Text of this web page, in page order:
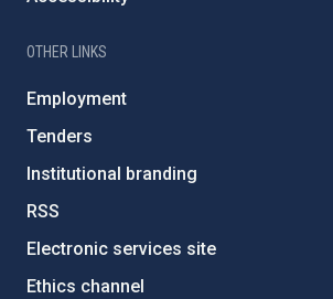
OTHER LINKS
Employment
Tenders
Institutional branding
RSS
Electronic services site
Ethics channel